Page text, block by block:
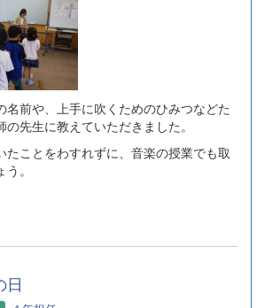
名前や、上手に吹くためのひみつなどた
の先生に教えていただきました。
たことをわすれずに、音楽の授業でも取
。